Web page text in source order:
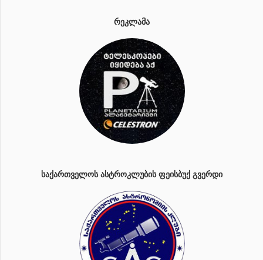
ᲠᲔᲙᲚᲐᲛᲐ
ᲡᲐᲥᲐᲠᲗᲕᲔᲚᲝᲡ ᲐᲡᲢᲠᲝᲙᲚᲣᲑᲘᲡ ᲤᲔᲘᲡᲑᲣᲥ ᲒᲕᲔᲠᲓᲘ